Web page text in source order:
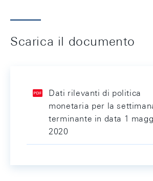
Scarica il documento
Dati rilevanti di politica
monetaria per la
terminante in data 1
2020